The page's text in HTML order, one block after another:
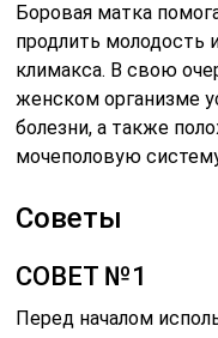
Боровая матка
продлить молодость
климакса. В свою
женском организме
болезни, а также
мочеполовую
Советы
СОВЕТ №1
Перед началом